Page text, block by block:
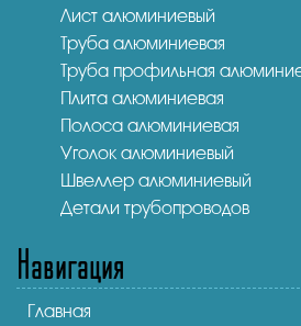
Лист алюминиевый
Труба алюминиевая
Труба профильная
Плита алюминиевая
Полоса алюминиевая
Уголок алюминиевый
Швеллер алюминиевый
Детали трубопроводов
Навигация
Главная